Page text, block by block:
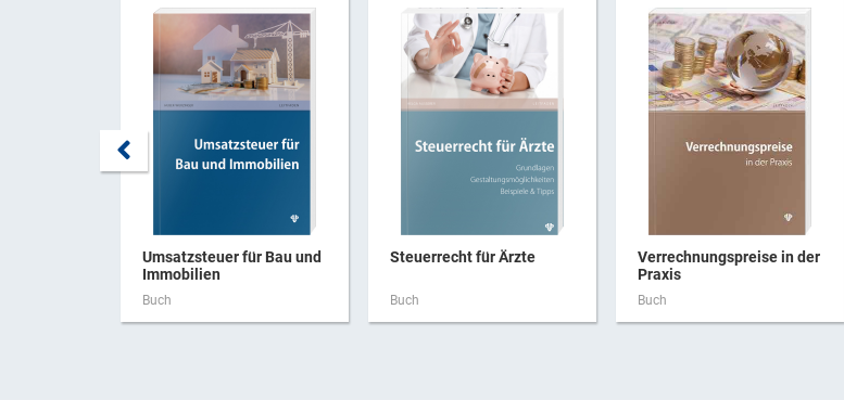
Umsatzsteuer für Bau und
Immobilien
Buch
Steuerrecht für Ärzte
Buch
Verrechnungspreise in der
Praxis
Buch